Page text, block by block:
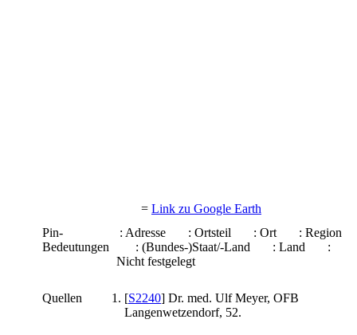
= Link zu Google Earth
Pin-
Bedeutungen
: Adresse : Ortsteil : Ort
: Region
: (Bundes-)Staat/-Land
: Land
:
Nicht festgelegt
Quellen [S2240] Dr. med. Ulf Meyer, OFB
Langenwetzendorf, 52.